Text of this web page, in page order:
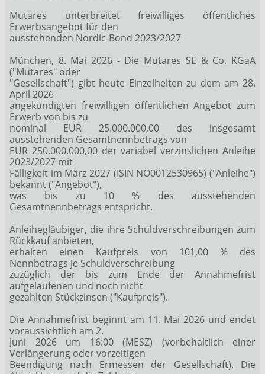
Mutares unterbreitet freiwilliges öffentliches
Erwerbsangebot für den
ausstehenden Nordic-Bond 2023/2027
München, 8. Mai 2026 - Die Mutares SE & Co. KGaA
("Mutares" oder
"Gesellschaft") gibt heute Einzelheiten zu dem am 28.
April 2026
angekündigten freiwilligen öffentlichen Angebot zum
Erwerb von bis zu
nominal EUR 25.000.000,00 des insgesamt
ausstehenden Gesamtnennbetrags von
EUR 250.000.000,00 der variabel verzinslichen Anleihe
2023/2027 mit
Fälligkeit im März 2027 (ISIN NO0012530965) ("Anleihe")
bekannt ("Angebot"),
was bis zu 10 % des ausstehenden
Gesamtnennbetrags entspricht.
Anleihegläubiger, die ihre Schuldverschreibungen zum
Rückkauf anbieten,
erhalten einen Kaufpreis von 101,00 % des
Nennbetrags je Schuldverschreibung
zuzüglich der bis zum Ende der Annahmefrist
aufgelaufenen und noch nicht
gezahlten Stückzinsen ("Kaufpreis").
Die Annahmefrist beginnt am 11. Mai 2026 und endet
voraussichtlich am 2.
Juni 2026 um 16:00 (MESZ) (vorbehaltlich einer
Verlängerung oder vorzeitigen
Beendigung nach Ermessen der Gesellschaft). Die